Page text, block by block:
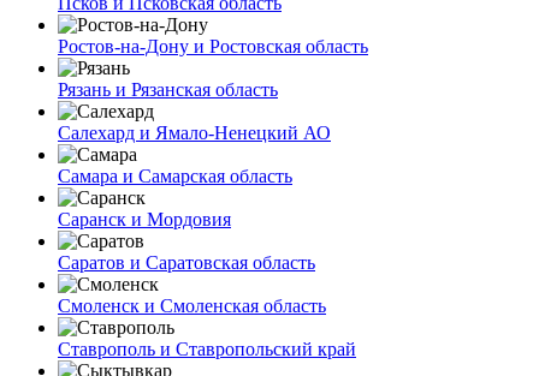
Ростов-на-Дону и Ростовская область
Рязань и Рязанская область
Салехард и Ямало-Ненецкий АО
Самара и Самарская область
Саранск и Мордовия
Саратов и Саратовская область
Смоленск и Смоленская область
Ставрополь и Ставропольский край